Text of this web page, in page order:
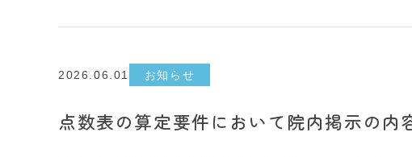
2026.06.01 お知らせ
点数表の算定要件において院内掲示の内